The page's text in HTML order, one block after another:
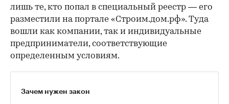
лишь те, кто попал в специальный реестр — его
разместили на портале «Строим.дом.рф». Туда
вошли как компании, так и индивидуальные
предприниматели, соответствующие
определенным условиям.
Зачем нужен закон